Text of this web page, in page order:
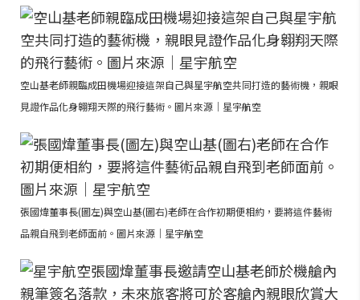
空山基老師親臨成田機場迎接這架自己與星宇航空共同打造的藝術機，親眼
見證作品化身翱翔天際的飛行藝術。圖片來源｜星宇航空
張國煒董事長(圖左)與空山基(圖右)老師在合作初期便相約，要將這件藝術
品親自飛到老師面前。圖片來源｜星宇航空